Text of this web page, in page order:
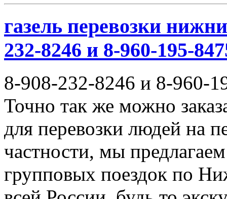
газель перевозки
232-8246 и 8-960-195-
8-908-232-8246 и 8-960-
Точно так же можно
для перевозки людей на
частности, мы
групповых поездок по